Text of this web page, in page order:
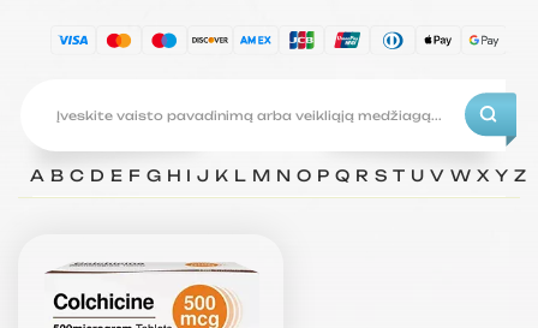
A B C D E F G H I J K L M N O P Q R S T U V W X Y Z